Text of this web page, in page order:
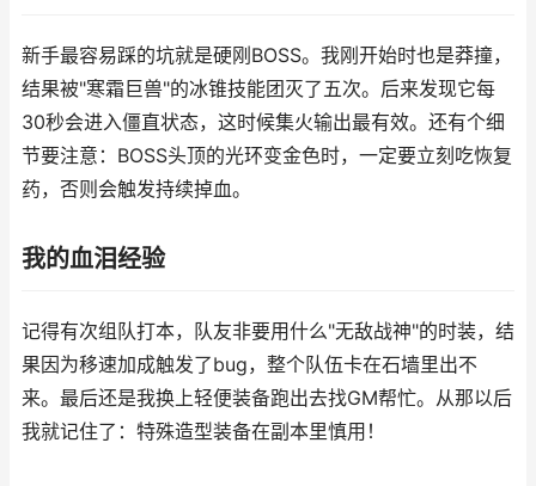
新手最容易踩的坑就是硬刚BOSS。我刚开始时也是莽撞，
结果被"寒霜巨兽"的冰锥技能团灭了五次。后来发现它每
30秒会进入僵直状态，这时候集火输出最有效。还有个细
节要注意：BOSS头顶的光环变金色时，一定要立刻吃恢复
药，否则会触发持续掉血。
我的血泪经验
记得有次组队打本，队友非要用什么"无敌战神"的时装，结
果因为移速加成触发了bug，整个队伍卡在石墙里出不
来。最后还是我换上轻便装备跑出去找GM帮忙。从那以后
我就记住了：特殊造型装备在副本里慎用！